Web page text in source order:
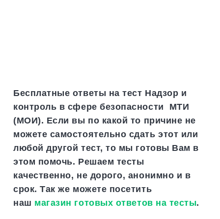
Бесплатные ответы на тест Надзор и
контроль в сфере безопасности МТИ
(МОИ). Если вы по какой то причине не
можете самостоятельно сдать этот или
любой другой тест, то мы готовы Вам в
этом помочь. Решаем тесты
качественно, не дорого, анонимно и в
срок. Так же можете посетить
наш магазин готовых ответов на тесты.